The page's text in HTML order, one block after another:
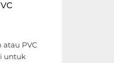
PVC
untuk